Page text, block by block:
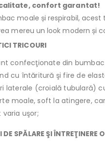
confort garantat!
moale și respirabil,
mereu un look modern și
TRICOURI
confecţionate din bumbac
cu întăritură şi fire de
laterale (croială tubulară)
moale, soft la atingere,
varia uşor;
SPĂLARE ŞI ÎNTREŢINERE